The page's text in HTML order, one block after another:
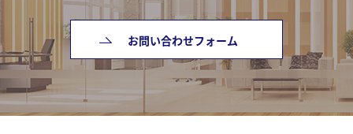
お問い合わせフォーム